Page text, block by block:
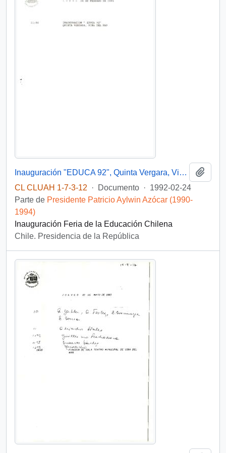
Inauguración "EDUCA 92", Quinta Vergara, Viña del Mar
CL CLUAH 1-7-3-12
· Documento · 1992-02-24
Parte de Presidente Patricio Aylwin Azócar (1990-
1994)
Inauguración Feria de la Educación Chilena
Chile. Presidencia de la República